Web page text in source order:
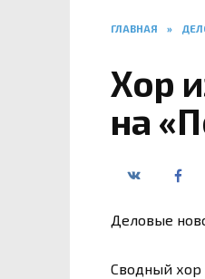
ГЛАВНАЯ »
Хор
на
Деловые
Сводный хор